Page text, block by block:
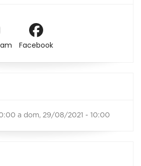
Facebook
a dom, 29/08/2021 - 10:00